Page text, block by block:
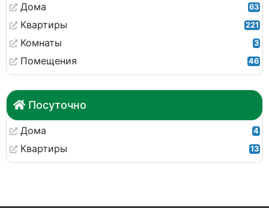
Дома 63
Квартиры 221
Комнаты 3
Помещения 46
Посуточно
Дома 4
Квартиры 13